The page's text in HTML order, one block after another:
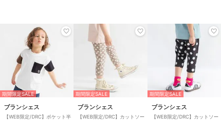
期間限定SALE
ブランシェス
【WEB限定/DRC】ポケット半
期間限定SALE
ブランシェス
【WEB限定/DRC】カットソー
期間限定SALE
ブランシェス
【WEB限定/DRC】カットソー